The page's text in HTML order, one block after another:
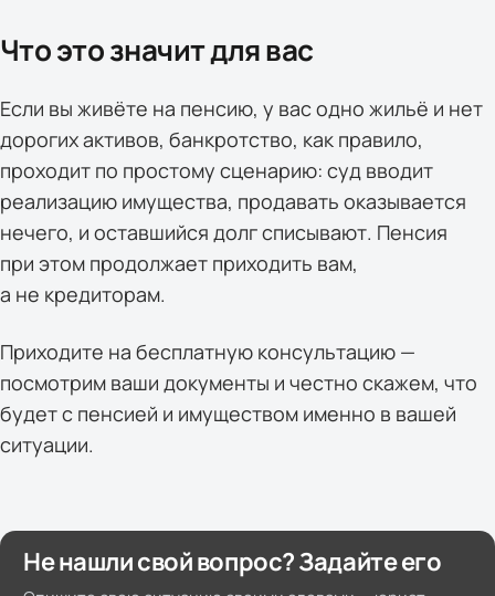
Что это значит для вас
Если вы живёте на пенсию, у вас одно жильё и нет
дорогих активов, банкротство, как правило,
проходит по простому сценарию: суд вводит
реализацию имущества, продавать оказывается
нечего, и оставшийся долг списывают. Пенсия
при этом продолжает приходить вам,
а не кредиторам.
Приходите на бесплатную консультацию —
посмотрим ваши документы и честно скажем, что
будет с пенсией и имуществом именно в вашей
ситуации.
Не нашли свой вопрос? Задайте его